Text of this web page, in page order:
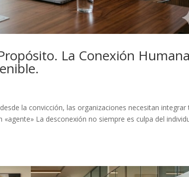
La Conexión
la convicción, las organizaciones necesitan integrar
La desconexión no siempre es culpa del